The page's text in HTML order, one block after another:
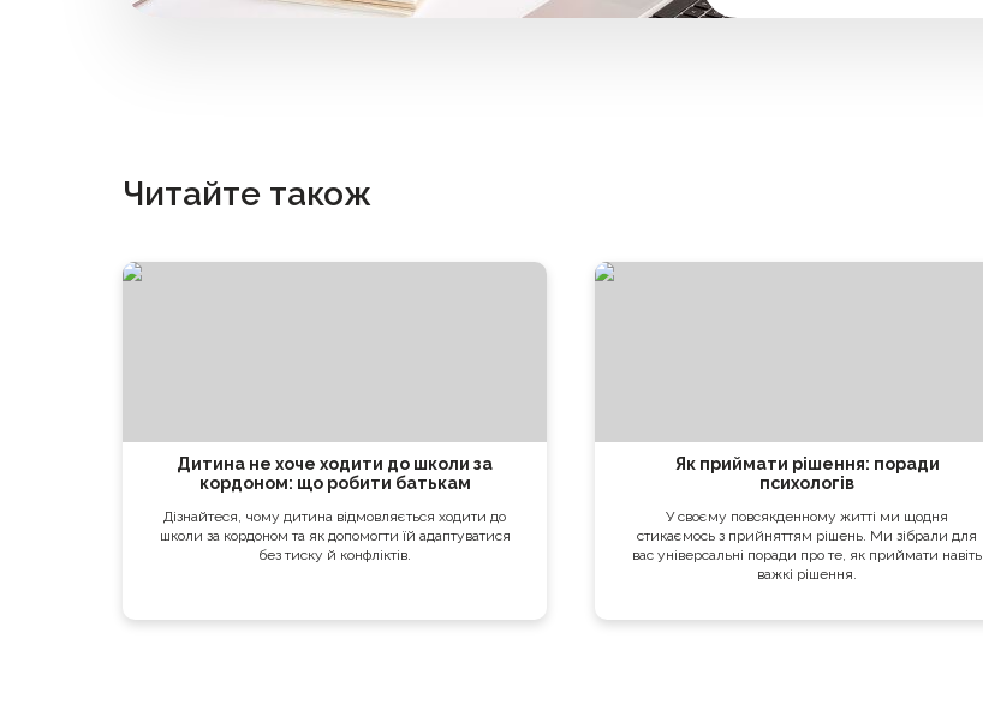
Читайте також
Дитина не хоче ходити до школи за
кордоном: що робити батькам
Дізнайтеся, чому дитина відмовляється ходити до
школи за кордоном та як допомогти їй адаптуватися
без тиску й конфліктів.
Як приймати рішення: поради
психологів
У своєму повсякденному житті ми щодня
стикаємось з прийняттям рішень. Ми зібрали для
вас універсальні поради про те, як приймати навіть
важкі рішення.